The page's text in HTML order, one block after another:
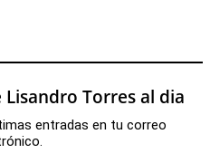
Lisandro Torres al dia
entradas en tu correo